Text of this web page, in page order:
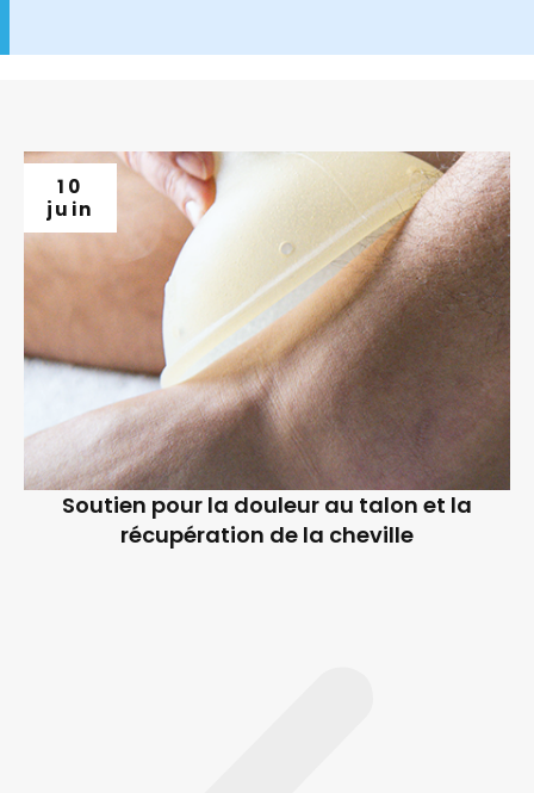
10
juin
Soutien pour la douleur au talon et la
récupération de la cheville